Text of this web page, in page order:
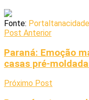
Fonte:
Post Anterior
Paraná: Emoção
casas pré-
Próximo Post